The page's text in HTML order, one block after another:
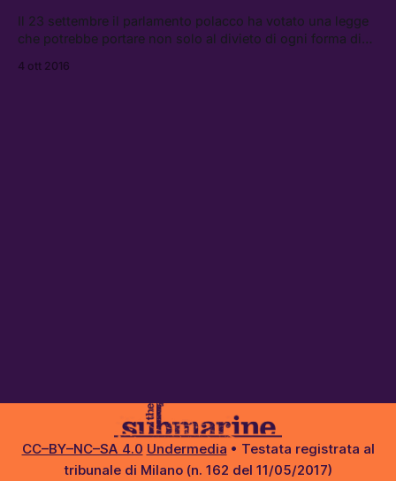
Il 23 settembre il parlamento polacco ha votato una legge
che potrebbe portare non solo al divieto di ogni forma di
metodi di contraccezione e dei test prenatali.
4 ott 2016
CC–BY–NC–SA 4.0 Undermedia • Testata registrata al
tribunale di Milano (n. 162 del 11/05/2017)